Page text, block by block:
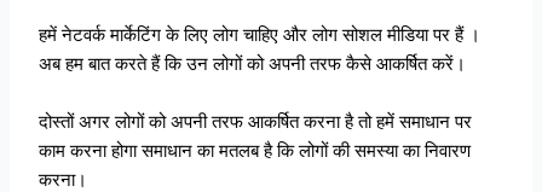
हमें नेटवर्क मार्केटिंग के लिए लोग चाहिए और लोग सोशल मीडिया पर हैं ।
अब हम बात करते हैं कि उन लोगों को अपनी तरफ कैसे आकर्षित करें।
दोस्तों अगर लोगों को अपनी तरफ आकर्षित करना है तो हमें समाधान पर
काम करना होगा समाधान का मतलब है कि लोगों की समस्या का निवारण
करना।